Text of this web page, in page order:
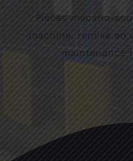
Pièces mécano-
machine, remise
maintenance